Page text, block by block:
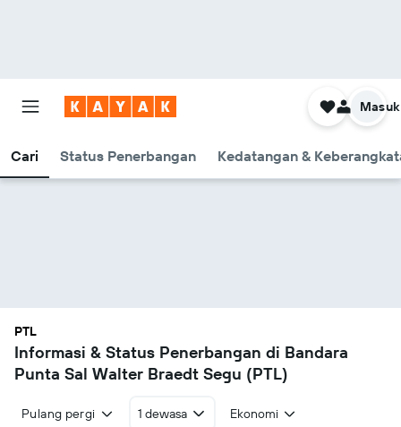
Cari Status Penerbangan Kedatangan &
Masuk
PTL
Informasi & Status Penerbangan di Bandara
Punta Sal Walter Braedt Segu (PTL)
Pulang pergi 1 dewasa Ekonomi